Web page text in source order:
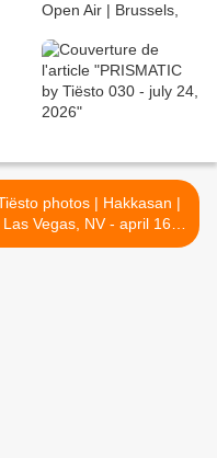
photos | Hakkasan |
Las Vegas, NV - april 16,
2015 >